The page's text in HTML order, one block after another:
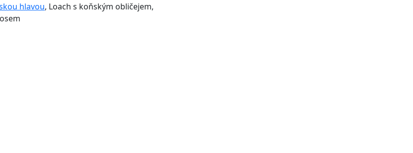
hlavou, Loach s koňským obličejem,